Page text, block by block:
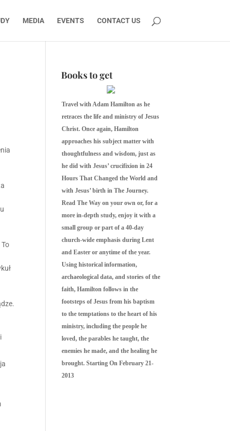
MEDIA EVENTS CONTACT US
Books to get
Travel with Adam Hamilton as he
retraces the life and ministry of Jesus
Christ. Once again, Hamilton
approaches his subject matter with
thoughtfulness and wisdom, just as
he did with Jesus’ crucifixion in 24
Hours That Changed the World and
with Jesus’ birth in The Journey.
Read The Way on your own or, for a
more in-depth study, enjoy it with a
small group or part of a 40-day
church-wide emphasis during Lent
and Easter or anytime of the year.
Using historical information,
archaeological data, and stories of the
faith, Hamilton follows in the
footsteps of Jesus from his baptism
to the temptations to the heart of his
ministry, including the people he
loved, the parables he taught, the
enemies he made, and the healing he
brought. Starting On February 21-
2013